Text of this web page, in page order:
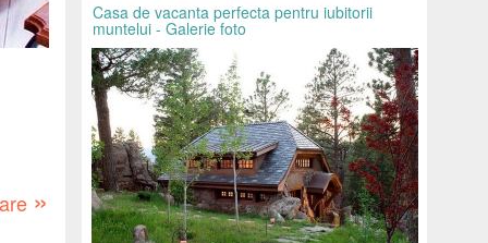
»
Casa de vacanta perfecta pentru iubitorii
muntelui - Galerie foto